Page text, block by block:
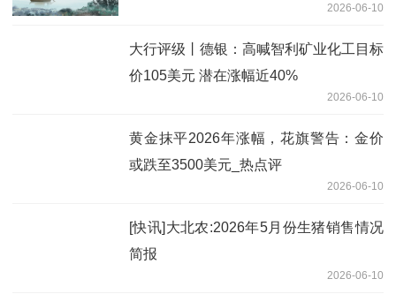
2026-06-10
大行评级丨德银：高喊智利矿业化工目标
价105美元 潜在涨幅近40%
2026-06-10
黄金抹平2026年涨幅，花旗警告：金价
或跌至3500美元_热点评
2026-06-10
[快讯]大北农:2026年5月份生猪销售情况
简报
2026-06-10